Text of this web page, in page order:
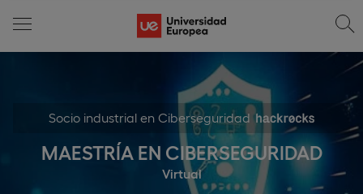
Socio industrial en Ciberseguridad
MAESTRÍA EN CIBERSEGURIDAD
Virtual